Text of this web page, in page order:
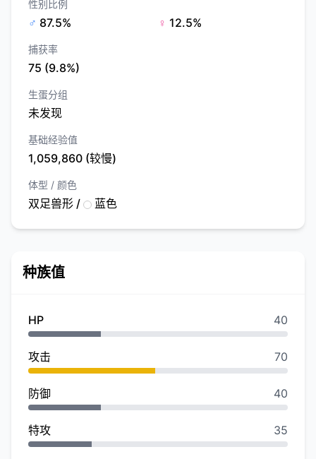
性别比例
♂ 87.5% ♀ 12.5%
捕获率
75 (9.8%)
生蛋分组
未发现
基础经验值
1,059,860 (较慢)
体型 / 颜色
双足兽形 / 蓝色
种族值
HP 40
攻击 70
防御 40
特攻 35